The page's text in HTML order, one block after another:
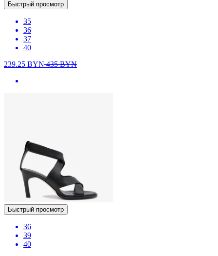
Быстрый просмотр
35
36
37
40
239.25 BYN435BYN
Быстрый просмотр
36
39
40